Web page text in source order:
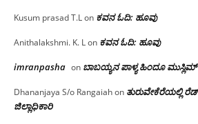
Kusum prasad T.Lon ಕವನ ಓದಿ: ಹೂವು
Anithalakshmi. K. Lon ಕವನ ಓದಿ: ಹೂವು
imranpasha on ಬಾಬಯ್ಯನ ಪಾಳ್ಯ ಹಿಂದೂ
Dhananjaya S/o Rangaiahon ತುರುವೇಕೆರೆಯಲ್ಲಿ
ಜಿಲ್ಲಾಧಿಕಾರಿ